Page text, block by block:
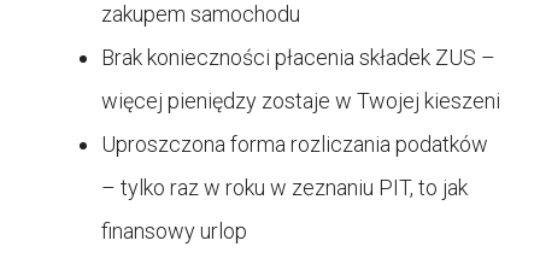
zakupem samochodu
Brak konieczności płacenia składek ZUS –
więcej pieniędzy zostaje w Twojej kieszeni
Uproszczona forma rozliczania podatków
– tylko raz w roku w zeznaniu PIT, to jak
finansowy urlop